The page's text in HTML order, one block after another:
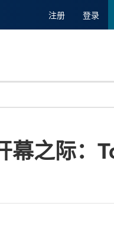
注册 登录
之际：